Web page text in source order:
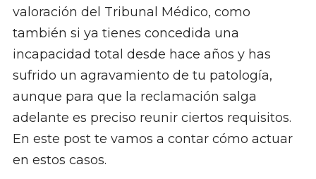
valoración del Tribunal Médico, como
también si ya tienes concedida una
incapacidad total desde hace años y has
sufrido un agravamiento de tu patología,
aunque para que la reclamación salga
adelante es preciso reunir ciertos requisitos.
En este post te vamos a contar cómo actuar
en estos casos.